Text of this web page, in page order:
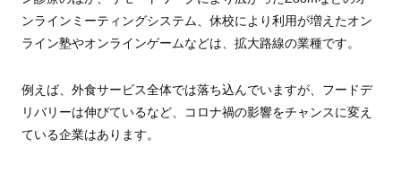
ンラインミーティングシステム、休校により利用が増えたオン
ライン塾やオンラインゲームなどは、拡大路線の業種です。
例えば、外食サービス全体では落ち込んでいますが、フードデ
リバリーは伸びているなど、コロナ禍の影響をチャンスに変え
ている企業はあります。